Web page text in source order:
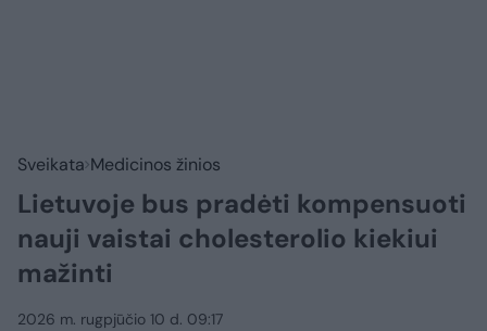
Sveikata Medicinos žinios
Lietuvoje bus pradėti kompensuoti
nauji vaistai cholesterolio kiekiui
mažinti
2026 m. rugpjūčio 10 d. 09:17